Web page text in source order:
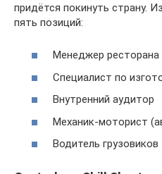
придётся покинуть страну.
пять позиций:
Менеджер ресторана
Специалист по
Внутренний аудитор
Механик-моторист
Водитель грузовиков